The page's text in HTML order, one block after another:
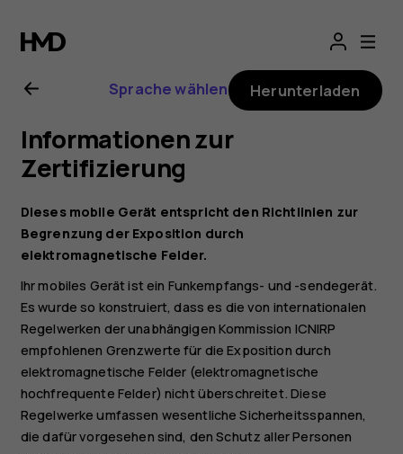
Nokia
T20 Sprache wählen Herunterladen
Informationen zur
Zertifizierung
Dieses mobile Gerät entspricht den Richtlinien zur
Begrenzung der Exposition durch
elektromagnetische Felder.
Ihr mobiles Gerät ist ein Funkempfangs- und -sendegerät.
Es wurde so konstruiert, dass es die von internationalen
Regelwerken der unabhängigen Kommission ICNIRP
empfohlenen Grenzwerte für die Exposition durch
elektromagnetische Felder (elektromagnetische
hochfrequente Felder) nicht überschreitet. Diese
Regelwerke umfassen wesentliche Sicherheitsspannen,
die dafür vorgesehen sind, den Schutz aller Personen